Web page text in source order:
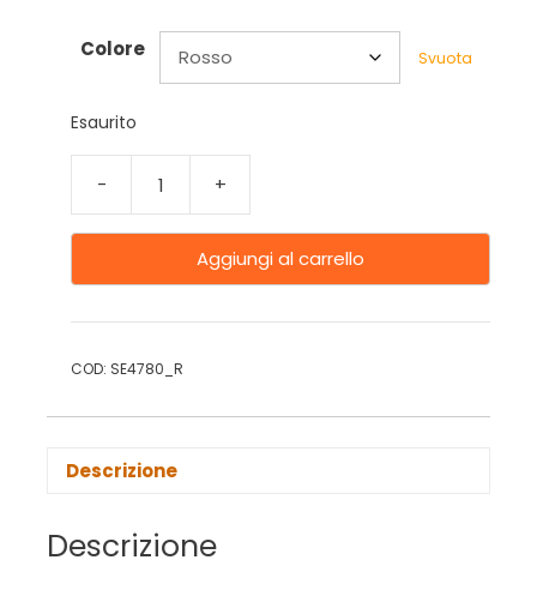
Colore Svuota
Esaurito
- +
Aggiungi al carrello
COD: SE4780_R
Descrizione
Descrizione